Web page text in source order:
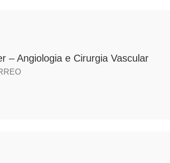
– Angiologia e Cirurgia Vascular